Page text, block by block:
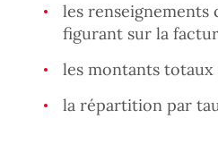
les renseignements
figurant sur la
les montants
la répartition par